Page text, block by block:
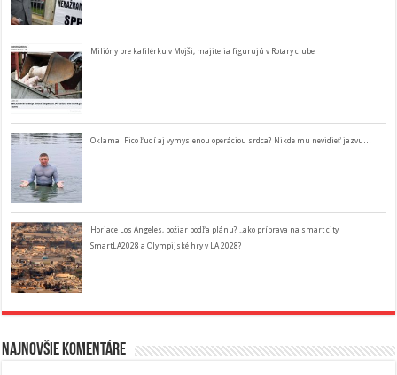
Milióny pre kafilérku v Mojši, majitelia figurujú v Rotary clube
Oklamal Fico ľudí aj vymyslenou operáciou srdca? Nikde mu nevidieť jazvu…
Horiace Los Angeles, požiar podľa plánu? ..ako príprava na smart city
SmartLA2028 a Olympijské hry v LA 2028?
Najnovšie komentáre